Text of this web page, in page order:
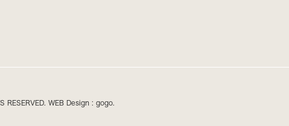
RESERVED. WEB Design : gogo.